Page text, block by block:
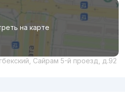
на карте
Сайрам 5-й проезд, д.92